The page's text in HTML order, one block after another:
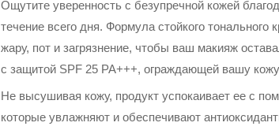
Ощутите уверенность с безупречной кожей
течение всего дня. Формула стойкого
жару, пот и загрязнение, чтобы ваш макияж
с защитой SPF 25 PA+++, ограждающей вашу
Не высушивая кожу, продукт успокаивает ее с
которые увлажняют и обеспечивают